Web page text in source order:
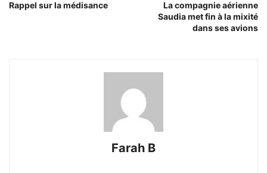
Rappel sur la médisance
La compagnie aérienne
Saudia met fin à la mixité
dans ses avions
Farah B